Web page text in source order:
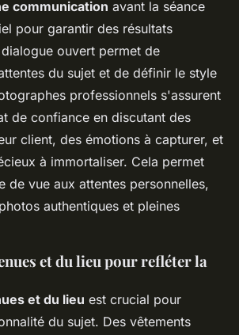
communication avant la séance
pour garantir des résultats
ouvert permet de
du sujet et de définir le style
professionnels s'assurent
de confiance en discutant des
client, des émotions à capturer, et
à immortaliser. Cela permet
de vue aux attentes personnelles,
authentiques et pleines
et du lieu pour refléter la
et du lieu est crucial pour
du sujet. Des vêtements